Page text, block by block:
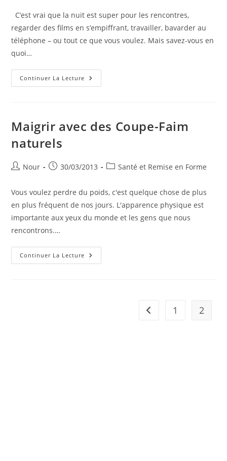
la
publication :
C’est vrai que la nuit est super pour les rencontres,
regarder des films en s’empiffrant, travailler, bavarder au
téléphone – ou tout ce que vous voulez. Mais savez-vous en
quoi…
Continuer La Lecture
Étapes
Poids
Maigrir avec des Coupe-Faim
naturels
Auteur/autrice
la
publication :
Nour
Publication
30/03/2013
PostSanté et Remise en Forme
Vous voulez perdre du poids, c'est quelque chose de plus
en plus fréquent de nos jours. L'apparence physique est
importante aux yeux du monde et les gens que nous
rencontrons.…
Continuer La Lecture Maigrir
Avec
Go to the previous
1 2